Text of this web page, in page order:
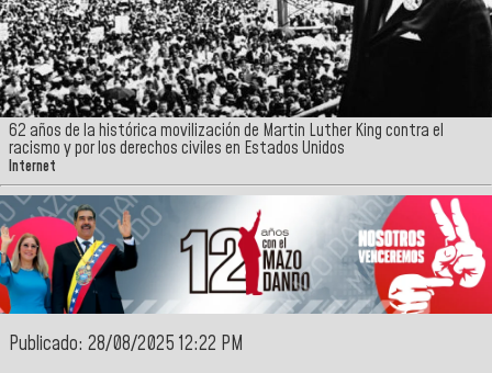
62 años de la histórica movilización de Martin Luther King contra el
racismo y por los derechos civiles en Estados Unidos
Internet
Publicado: 28/08/2025 12:22 PM